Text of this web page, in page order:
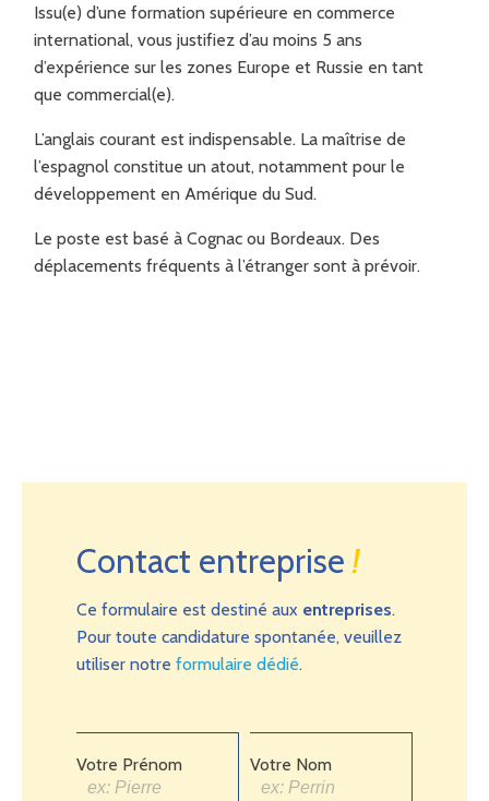
Issu(e) d’une formation supérieure en commerce
international, vous justifiez d’au moins 5 ans
d’expérience sur les zones Europe et Russie en tant
que commercial(e).
L’anglais courant est indispensable. La maîtrise de
l’espagnol constitue un atout, notamment pour le
développement en Amérique du Sud.
Le poste est basé à Cognac ou Bordeaux. Des
déplacements fréquents à l’étranger sont à prévoir.
Contact entreprise!
Ce formulaire est destiné aux entreprises.
Pour toute candidature spontanée, veuillez
utiliser notre formulaire dédié.
Votre Prénom Votre Nom